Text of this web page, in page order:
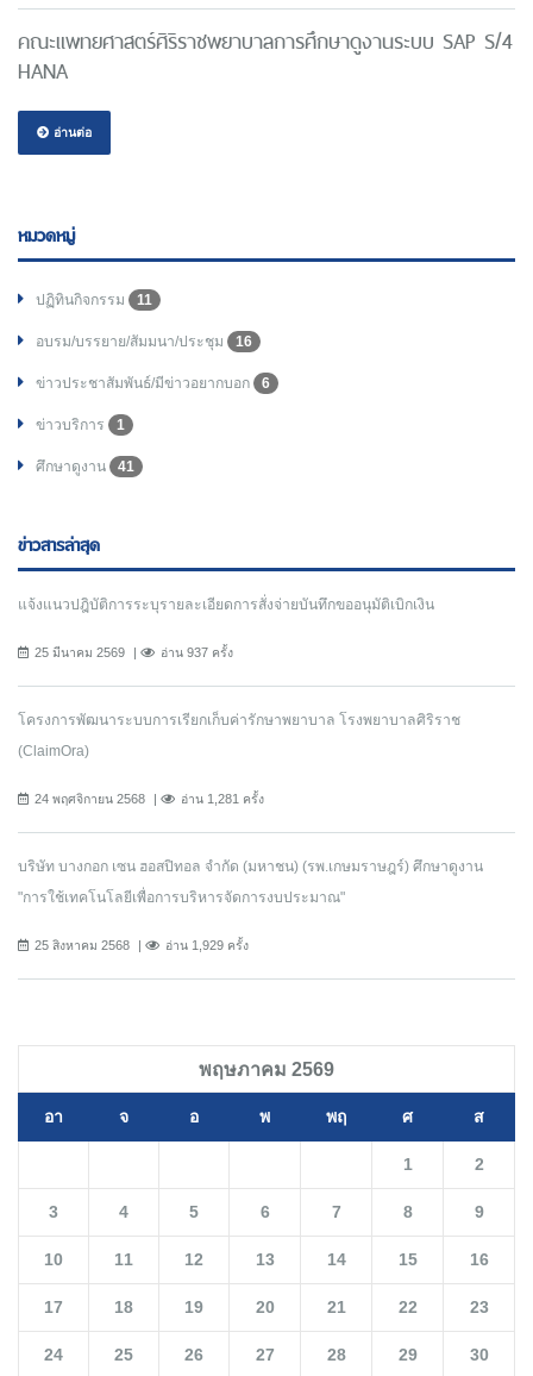
คณะแพทยศาสตร์ศิริราชพยาบาลการศึกษาดูงานระบบ SAP S/4
HANA
อ่านต่อ
หมวดหมู่
ปฏิทินกิจกรรม 11
อบรม/บรรยาย/สัมมนา/ประชุม 16
ข่าวประชาสัมพันธ์/มีข่าวอยากบอก 6
ข่าวบริการ 1
ศึกษาดูงาน 41
ข่าวสารล่าสุด
แจ้งแนวปฎิบัติการระบุรายละเอียดการสั่งจ่ายบันทึกขออนุมัติเบิกเงิน
25 มีนาคม 2569 อ่าน 937 ครั้ง
โครงการพัฒนาระบบการเรียกเก็บค่ารักษาพยาบาล โรงพยาบาลศิริราช
(ClaimOra)
24 พฤศจิกายน 2568 อ่าน 1,281 ครั้ง
บริษัท บางกอก เซน ฮอสปิทอล จำกัด (มหาชน) (รพ.เกษมราษฎร์) ศึกษาดูงาน
"การใช้เทคโนโลยีเพื่อการบริหารจัดการงบประมาณ"
25 สิงหาคม 2568 อ่าน 1,929 ครั้ง
พฤษภาคม 2569
อา จ อ พ พฤ ศ ส
1 2
3 4 5 6 7 8 9
10 11 12 13 14 15 16
17 18 19 20 21 22 23
24 25 26 27 28 29 30